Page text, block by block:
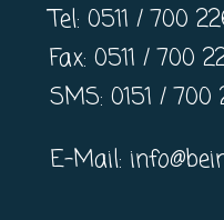
Tel: 0511 / 700
Fax: 0511 / 700
SMS: 0151 / 700
E-Mail: